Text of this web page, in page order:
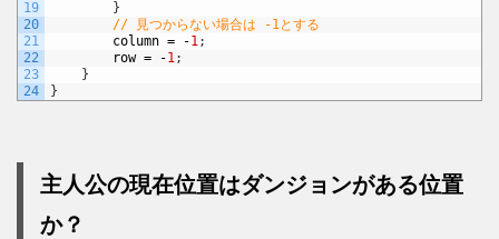
19
20
21
22
23
24
}
// 見つからない場合は -1とする
column = -1;
row = -1;
}
}
主人公の現在位置はダンジョンがある位置
か？